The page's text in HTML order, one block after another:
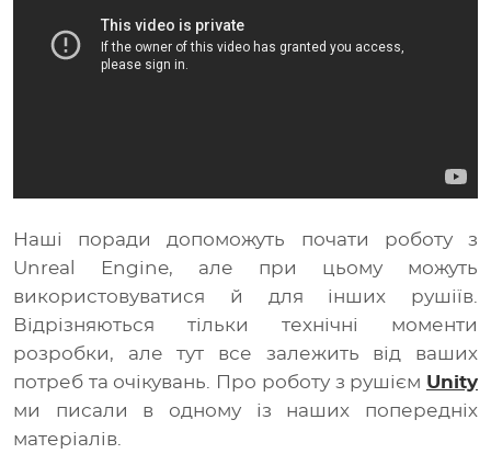
Наші поради допоможуть почати роботу з
Unreal Engine, але при цьому можуть
використовуватися й для інших рушіїв.
Відрізняються тільки технічні моменти
розробки, але тут все залежить від ваших
потреб та очікувань. Про роботу з рушієм Unity
ми писали в одному із наших попередніх
матеріалів.